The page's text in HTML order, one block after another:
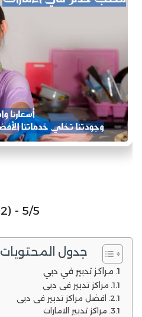
5/5 - (702 صوت)
جدول المحتويات
مراكز تدبير في دبي
مراكز تدبير في دبي
افضل مراكز تدبير في دبي
مراكز تدبير الامارات